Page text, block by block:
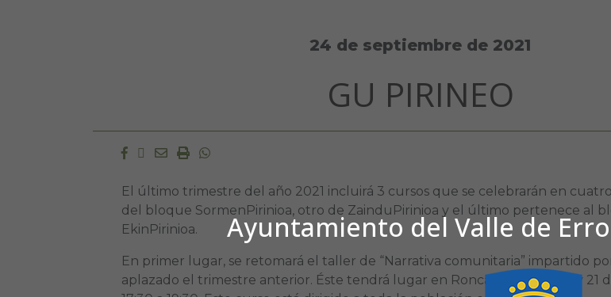
Ayuntamiento del Valle de
24 de septiembre de 2021
GU PIRINEO
Facebook
Twitter
EmailImprimir
Whatsapp
El último trimestre del año 2021 incluirá 3 cursos que se celebrarán en
del bloque SormenPirinioa, otro de ZainduPirinioa y el último pertenece al
EkinPirinioa.
En primer lugar, se retomará el taller de “Narrativa comunitaria” impartido
aplazado el trimestre anterior. Éste tendrá lugar en Roncal los días 7, 14 y 21